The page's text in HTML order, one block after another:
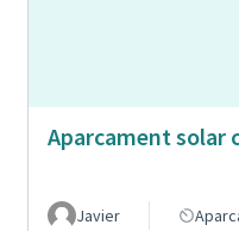
Aparcament solar
Javier